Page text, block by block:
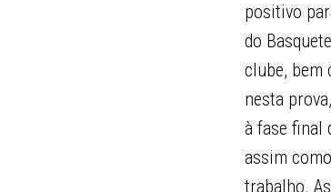
positivo
do
clube, bem
nesta
à fase final
assim
trabalho.